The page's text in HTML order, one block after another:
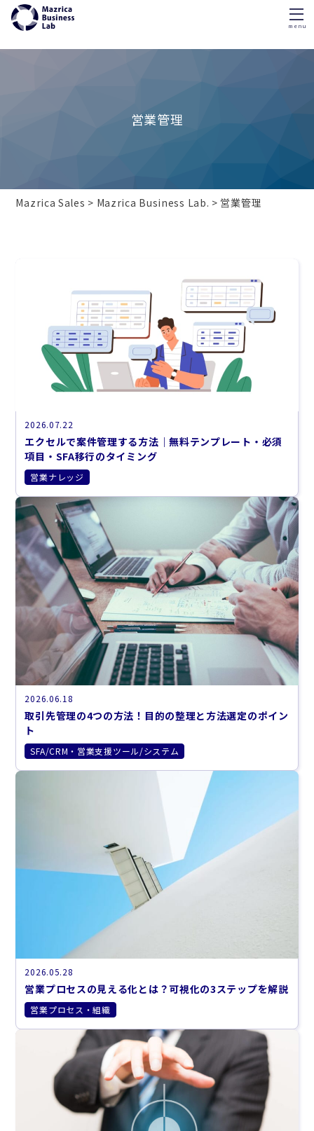
menu
営業管理
Mazrica Sales Mazrica Business Lab. 営業管理
2026.07.22
エクセルで案件管理する方法｜無料テンプレート・必須
項目・SFA移行のタイミング
営業ナレッジ
2026.06.18
取引先管理の4つの方法！目的の整理と方法選定のポイン
ト
SFA/CRM・営業支援ツール/システム
2026.05.28
営業プロセスの見える化とは？可視化の3ステップを解説
営業プロセス・組織